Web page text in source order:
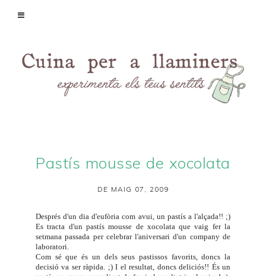
Pastís mousse de xocolata
DE MAIG 07, 2009
Després d'un dia d'eufòria com avui, un pastís a l'alçada!! ;)
Es tracta d'un pastís mousse de xocolata que vaig fer la
setmana passada per celebrar l'aniversari d'un company de
laboratori.
Com sé que és un dels seus pastissos favorits, doncs la
decisió va ser ràpida. ;) I el resultat, doncs deliciós!! És un